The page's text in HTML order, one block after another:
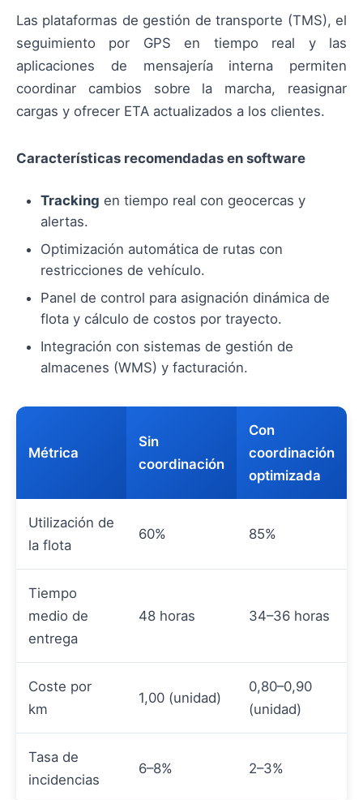
Las plataformas de gestión de transporte (TMS), el
seguimiento por GPS en tiempo real y las
aplicaciones de mensajería interna permiten
coordinar cambios sobre la marcha, reasignar
cargas y ofrecer ETA actualizados a los clientes.
Características recomendadas en software
Tracking en tiempo real con geocercas y
alertas.
Optimización automática de rutas con
restricciones de vehículo.
Panel de control para asignación dinámica de
flota y cálculo de costos por trayecto.
Integración con sistemas de gestión de
almacenes (WMS) y facturación.
Métrica
Sin
coordinación
Con
coordinación
optimizada
Utilización de
la flota
60% 85%
Tiempo
medio de
entrega
48 horas 34–36 horas
Coste por
km
1,00 (unidad)
0,80–0,90
(unidad)
Tasa de
incidencias
6–8% 2–3%